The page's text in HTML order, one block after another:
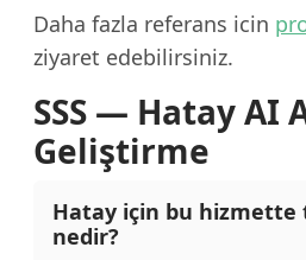
Daha fazla referans icin
ziyaret edebilirsiniz.
SSS — Hatay AI
Geliştirme
Hatay için bu hizmette
nedir?